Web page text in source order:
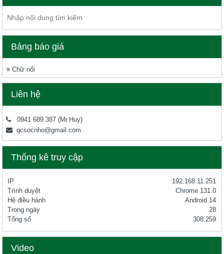
Bảng báo giá
Chữ nổi
Liên hệ
0941 689 387 (Mr.Huy)
qcsocnho@gmail.com
Thống kê truy cập
IP
192.168.11.251
Trình duyệt
Chrome 131.0
Hệ điều hành
Android 14
Trong ngày
28
Tổng số
308,259
Video